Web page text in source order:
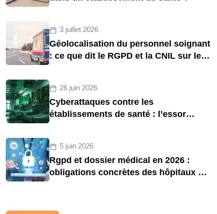
3 juillet 2026
Géolocalisation du personnel soignant
: ce que dit le RGPD et la CNIL sur le
26 juin 2026
Cyberattaques contre les
établissements de santé : l’essor
5 juin 2026
Rgpd et dossier médical en 2026 :
obligations concrètes des hôpitaux et